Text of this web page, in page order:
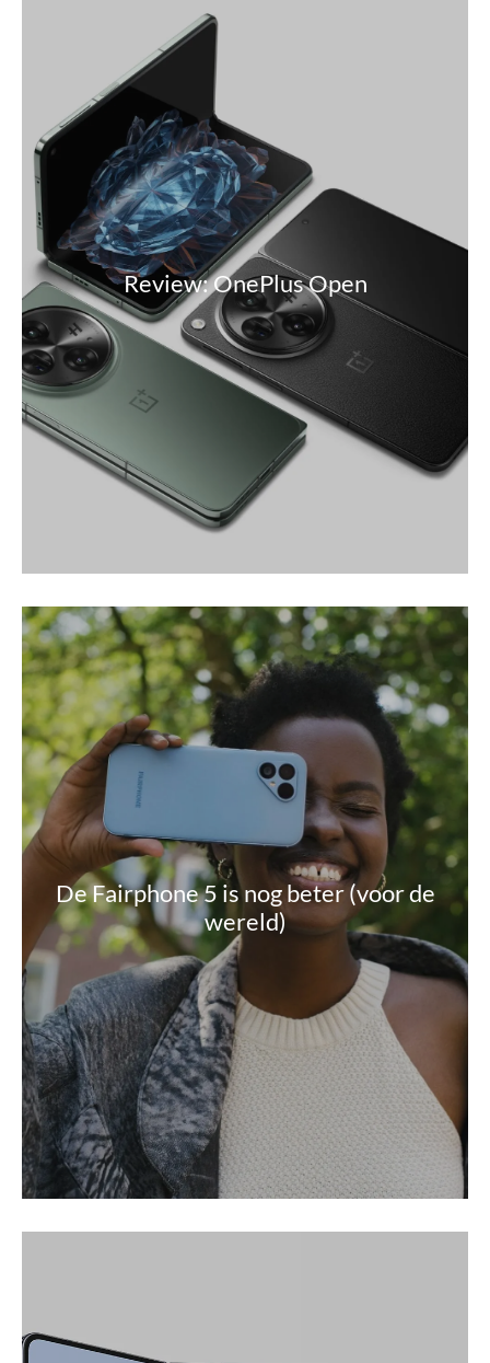
Review: OnePlus Open
De Fairphone 5 is nog beter (voor de
wereld)